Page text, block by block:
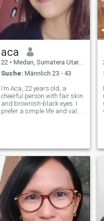
aca
22 • Medan, Sumatera Utara, Indonesien
Suche: Männlich 23 - 43
I’m Aca, 22 years old, a
cheerful person with fair skin
and brownish-black eyes. I
prefer a simple life and value
have a strong intuition and